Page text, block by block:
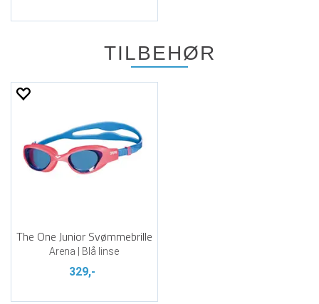
TILBEHØR
The One Junior Svømmebrille
Arena | Blå linse
329,-